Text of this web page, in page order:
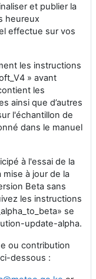
et publier la
heureux
effectue sur vos
les instructions
» avant
les
ainsi que d’autres
l'échantillon de
dans le manuel
à l'essai de la
à jour de la
Beta sans
les instructions
se
update-alpha.
ou contribution
dessous :